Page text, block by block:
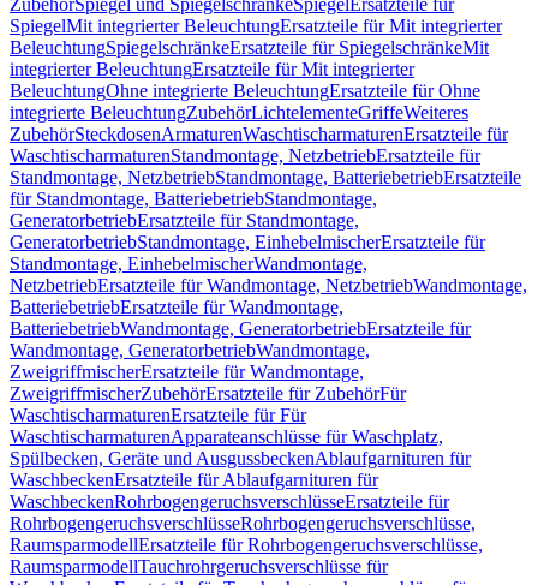
ZubehörSpiegel und SpiegelschränkeSpiegel Ersatzteile für
SpiegelMit integrierter BeleuchtungErsatzteile für Mit integrierter
BeleuchtungSpiegelschränkeErsatzteile für SpiegelschränkeMit
integrierter BeleuchtungErsatzteile für Mit integrierter
BeleuchtungOhne integrierte BeleuchtungErsatzteile für Ohne
integrierte BeleuchtungZubehörLichtelementeGriffeWeiteres
ZubehörSteckdosenArmaturenWaschtischarmaturenErsatzteile für
WaschtischarmaturenStandmontage, NetzbetriebErsatzteile für
Standmontage, NetzbetriebStandmontage, BatteriebetriebErsatzteile
für Standmontage, BatteriebetriebStandmontage,
GeneratorbetriebErsatzteile für Standmontage,
GeneratorbetriebStandmontage, EinhebelmischerErsatzteile für
Standmontage, EinhebelmischerWandmontage,
NetzbetriebErsatzteile für Wandmontage, NetzbetriebWandmontage,
BatteriebetriebErsatzteile für Wandmontage,
BatteriebetriebWandmontage, GeneratorbetriebErsatzteile für
Wandmontage, GeneratorbetriebWandmontage,
ZweigriffmischerErsatzteile für Wandmontage,
ZweigriffmischerZubehörErsatzteile für ZubehörFür
WaschtischarmaturenErsatzteile für Für
WaschtischarmaturenApparateanschlüsse für Waschplatz,
Spülbecken, Geräte und AusgussbeckenAblaufgarnituren für
WaschbeckenErsatzteile für Ablaufgarnituren für
WaschbeckenRohrbogengeruchsverschlüsseErsatzteile für
RohrbogengeruchsverschlüsseRohrbogengeruchsverschlüsse,
RaumsparmodellErsatzteile für Rohrbogengeruchsverschlüsse,
RaumsparmodellTauchrohrgeruchsverschlüsse für